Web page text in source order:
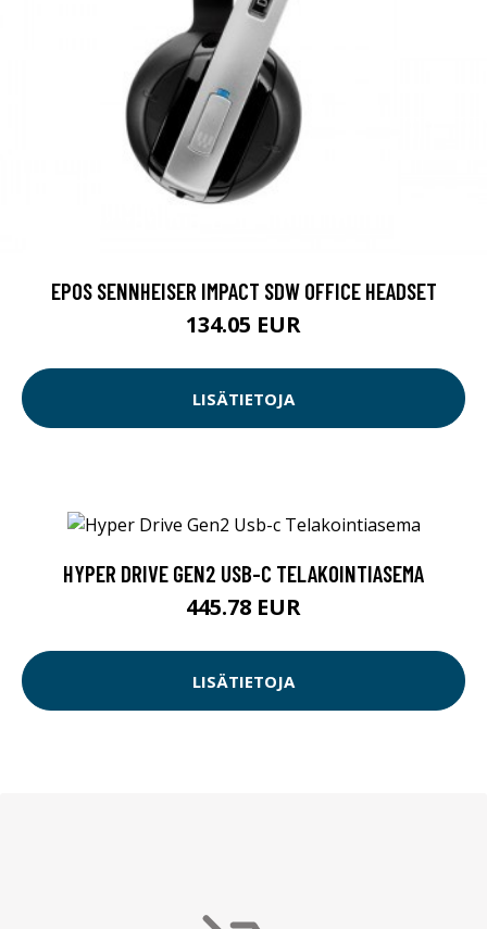
EPOS SENNHEISER IMPACT SDW OFFICE HEADSET
134.05 EUR
LISÄTIETOJA
HYPER DRIVE GEN2 USB-C TELAKOINTIASEMA
445.78 EUR
LISÄTIETOJA